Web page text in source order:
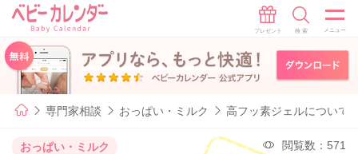
専門家相談 おっぱい・ミルク 高フッ素ジェルについて
おっぱい・ミルク 閲覧数：571